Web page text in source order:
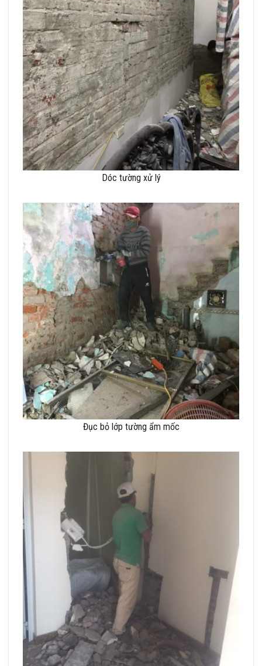
Dóc tường xử lý
Đục bỏ lớp tường ẩm mốc